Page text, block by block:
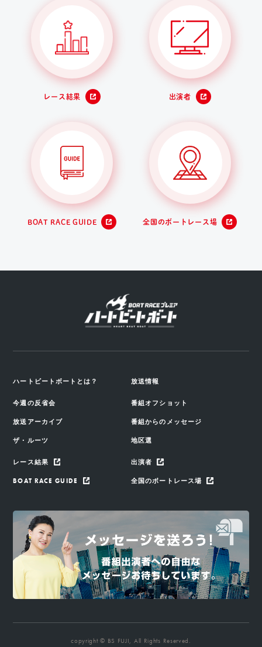
レース結果 出演者
BOAT RACE GUIDE 全国のボートレース場
ハートビートボートとは？ 放送情報
今週の反省会 番組オフショット
放送アーカイブ 番組からのメッセージ
ザ・ルーツ 地区選
レース結果 出演者
BOAT RACE GUIDE 全国のボートレース場
copyright © BS FUJI, All Rights Reserved.